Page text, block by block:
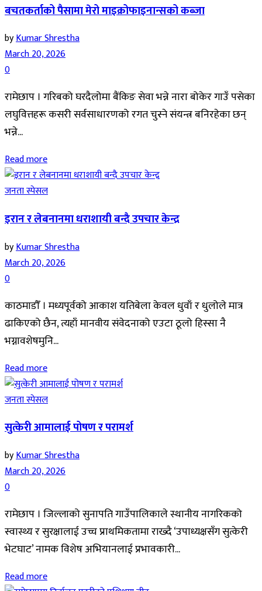
बचतकर्ताको पैसामा मेरो माइक्रोफाइनान्सको कब्जा
byKumar Shrestha
March 20, 2026
0
रामेछाप । गरिबको घरदैलोमा बैंकिङ सेवा भन्ने नारा बोकेर गाउँ पसेका
लघुवित्तहरू कसरी सर्वसाधारणको रगत चुस्ने संयन्त्र बनिरहेका छन्
भन्ने...
Read more
जनता स्पेसल
इरान र लेबनानमा धराशायी बन्दै उपचार केन्द्र
byKumar Shrestha
March 20, 2026
0
काठमाडौँ । मध्यपूर्वको आकाश यतिबेला केवल धुवाँ र धुलोले मात्र
ढाकिएको छैन, त्यहाँ मानवीय संवेदनाको एउटा ठूलो हिस्सा नै
भग्नावशेषमुनि...
Read more
जनता स्पेसल
सुत्केरी आमालाई पोषण र परामर्श
byKumar Shrestha
March 20, 2026
0
रामेछाप । जिल्लाको सुनापति गाउँपालिकाले स्थानीय नागरिकको
स्वास्थ्य र सुरक्षालाई उच्च प्राथमिकतामा राख्दै ‘उपाध्यक्षसँग सुत्केरी
भेटघाट’ नामक विशेष अभियानलाई प्रभावकारी...
Read more